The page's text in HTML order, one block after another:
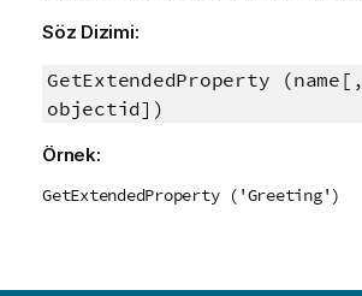
Söz Dizimi:
GetExtendedProperty (name[,
objectid])
Örnek:
GetExtendedProperty ('Greeting')